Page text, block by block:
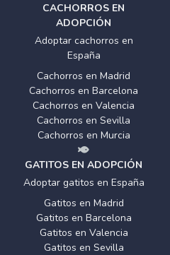
CACHORROS EN
ADOPCIÓN
Adoptar cachorros en
España
Cachorros en Madrid
Cachorros en Barcelona
Cachorros en Valencia
Cachorros en Sevilla
Cachorros en Murcia
GATITOS EN ADOPCIÓN
Adoptar gatitos en España
Gatitos en Madrid
Gatitos en Barcelona
Gatitos en Valencia
Gatitos en Sevilla